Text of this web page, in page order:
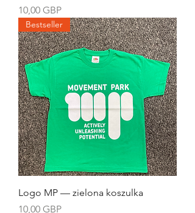
Cena
10,00 GBP
Bestseller
Logo MP — zielona koszulka
Cena
10,00 GBP